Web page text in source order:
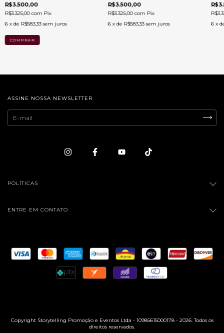
R$3.500,00
R$3.325,00com Pix
6 x de R$583,33 sem juros
R$3.500,00
R$3.325,00com Pix
6 x de R$583,33 sem juros
6 x
ASSINE NOSSA NEWSLETTER
POLÍTICAS
ENTRE EM CONTATO
Copyright Storytelling Promoção e Eventos Ltda - 10985615000178 - 2026. Todos os
direitos reservados.